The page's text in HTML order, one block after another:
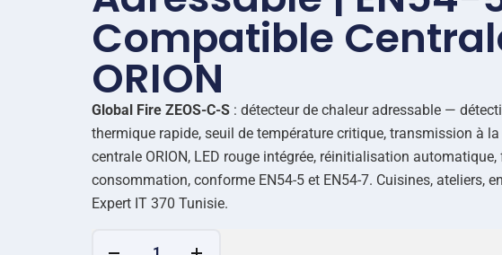
Compatible
ORION
Global Fire ZEOS-C-S : détecteur de chaleur adressable —
thermique rapide, seuil de température critique, transmission à la
centrale ORION, LED rouge intégrée, réinitialisation
consommation, conforme EN54-5 et EN54-7. Cuisines, ateliers,
Expert IT 370 Tunisie.